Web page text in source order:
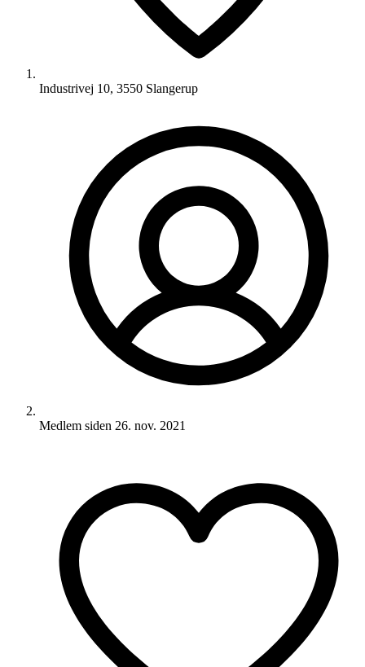
Industrivej 10, 3550 Slangerup
Medlem siden 26. nov. 2021